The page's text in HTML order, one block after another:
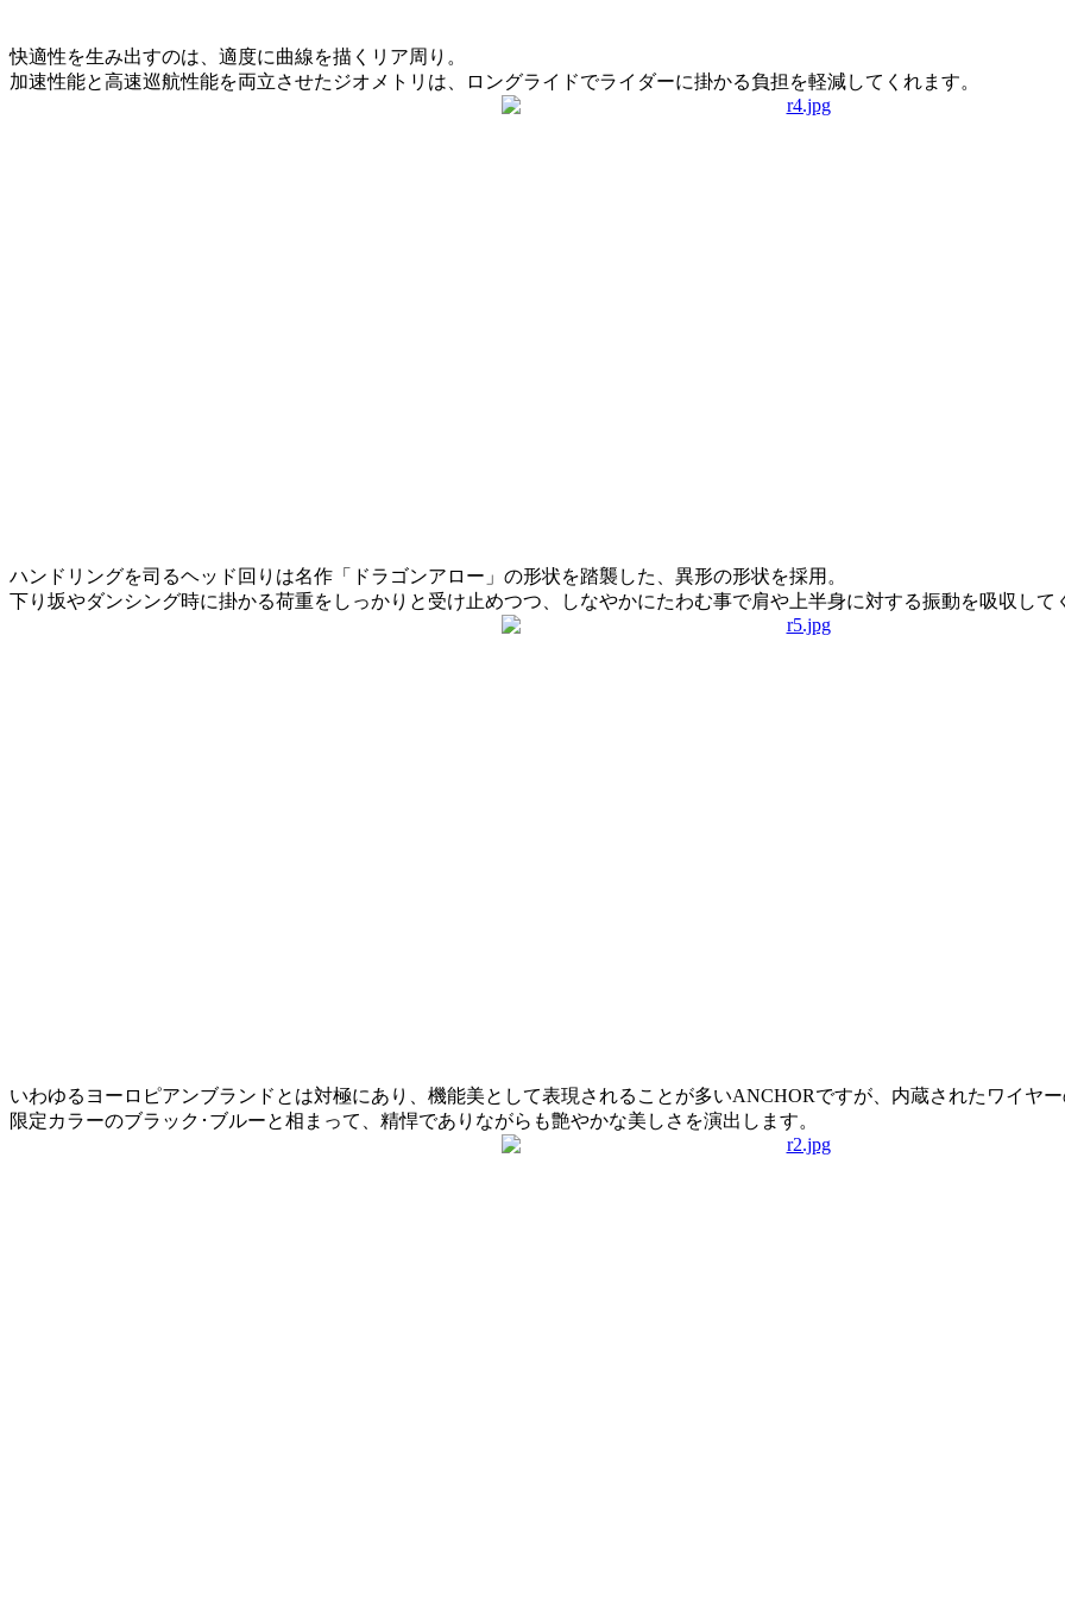
快適性を生み出すのは、適度に曲線を描くリア周り。
加速性能と高速巡航性能を両立させたジオメトリは、ロングライドでライダーに掛かる負担を軽減してくれます。
ハンドリングを司るヘッド回りは名作「ドラゴンアロー」の形状を踏襲した、異形の形状を採用。
下り坂やダンシング時に掛かる荷重をしっかりと受け止めつつ、しなやかにたわむ事で肩や上半身に対する振動を吸収して
いわゆるヨーロピアンブランドとは対極にあり、機能美として表現されることが多いANCHORですが、内蔵されたワイヤ
限定カラーのブラック･ブルーと相まって、精悍でありながらも艶やかな美しさを演出します。